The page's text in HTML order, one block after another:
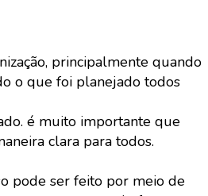
principalmente quando
o que foi planejado todos
é muito importante que
clara para todos.
pode ser feito por meio de